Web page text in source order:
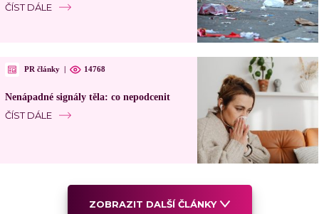
ČÍST DÁLE
PR články | 14768
Nenápadné signály těla: co nepodcenit
ČÍST DÁLE
ZOBRAZIT DALŠÍ ČLÁNKY